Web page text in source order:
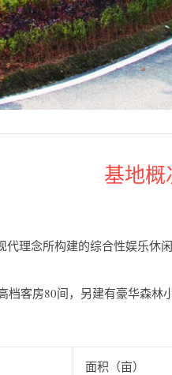
基地概
理念所构建的综合性娱乐
客房80间，另建有豪华森
面积（亩）